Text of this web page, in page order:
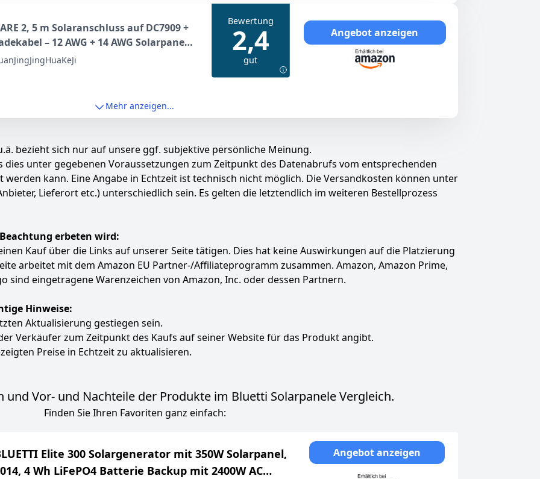
2, 5 m Solaranschluss auf DC7909 +
– 12 AWG + 14 AWG Solarpanel-
für Jackery, BLUETTI,
Bewertung
2,4
gut
Angebot anzeigen
Mehr anzeigen...
bezieht sich nur auf unsere ggf. subjektive persönliche Meinung.
unter gegebenen Voraussetzungen zum Zeitpunkt des Datenabrufs vom entsprechenden
kann. Eine Angabe in Echtzeit ist technisch nicht möglich. Die Versandkosten können unter
Lieferort etc.) unterschiedlich sein. Es gelten die letztendlich im weiteren Bestellprozess
erbeten wird:
Kauf über die Links auf unserer Seite tätigen. Dies hat keine Auswirkungen auf die Platzierung
arbeitet mit dem Amazon EU Partner-/Affiliateprogramm zusammen. Amazon, Amazon Prime,
sind eingetragene Warenzeichen von Amazon, Inc. oder dessen Partnern.
Hinweise:
Aktualisierung gestiegen sein.
Verkäufer zum Zeitpunkt des Kaufs auf seiner Website für das Produkt angibt.
Preise in Echtzeit zu aktualisieren.
Vor- und Nachteile der Produkte im Bluetti Solarpanele Vergleich.
Finden Sie Ihren Favoriten ganz einfach:
Elite 300 Solargenerator mit 350W Solarpanel,
4 Wh LiFePO4 Batterie Backup mit 2400W AC
Angebot anzeigen